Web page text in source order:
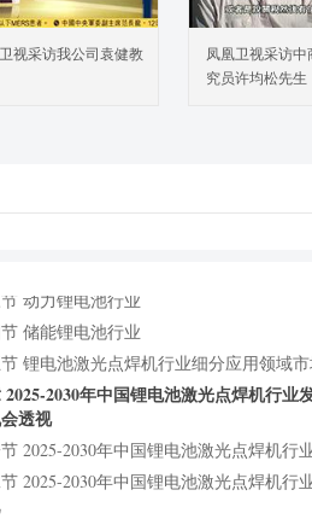
视采访我公司袁健教
凤凰卫视采访中
究员许均松先生
2020-2024年中国锂电池激光点焊机出
节 中国锂电池激光点焊机进出口市场特
中国锂电池激光点焊机行业产业链现状调
锂电池激光点焊机行业细分应用领域市
动力锂电池行业
储能锂电池行业
锂电池激光点焊机行业细分应用领域
2030年中国锂电池激光点焊机行业
透视
2025-2030年中国锂电池激光点焊机行
2025-2030年中国锂电池激光点焊机行